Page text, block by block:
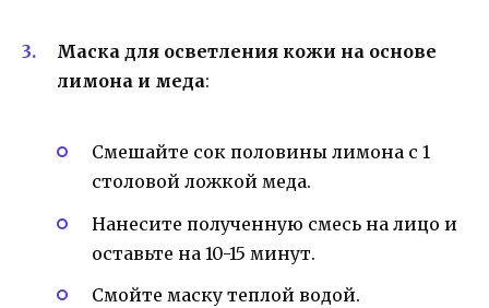
Маска для осветления кожи на основе
лимона и меда:
Смешайте сок половины лимона с 1
столовой ложкой меда.
Нанесите полученную смесь на лицо и
оставьте на 10-15 минут.
Смойте маску теплой водой.